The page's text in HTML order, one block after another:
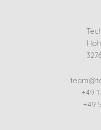
+49
+49